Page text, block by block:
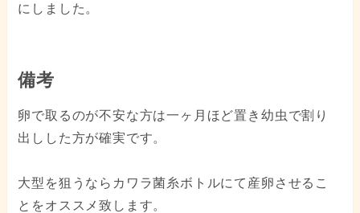
にしました。
備考
卵で取るのが不安な方は一ヶ月ほど置き幼虫で割り
出しした方が確実です。
大型を狙うならカワラ菌糸ボトルにて産卵させるこ
とをオススメ致します。